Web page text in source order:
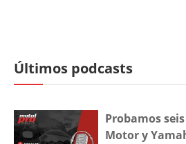
Últimos podcasts
Probamos
Motor y